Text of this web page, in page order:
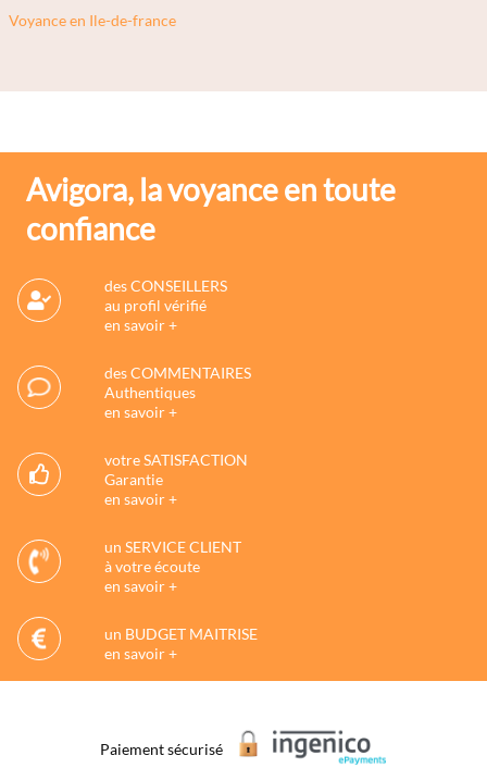
Voyance en Ile-de-france
Avigora, la voyance en toute
confiance
des CONSEILLERS
au profil vérifié
en savoir +
des COMMENTAIRES
Authentiques
en savoir +
votre SATISFACTION
Garantie
en savoir +
un SERVICE CLIENT
à votre écoute
en savoir +
un BUDGET MAITRISE
en savoir +
Paiement sécurisé